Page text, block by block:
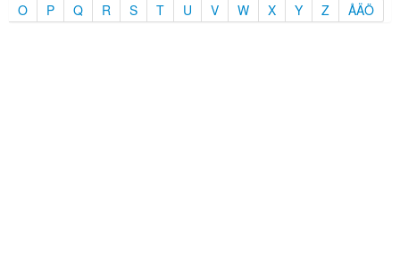
O
P Q R S T U V W X Y Z ÅÄÖ